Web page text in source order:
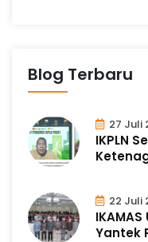
Blog Terbaru
27 Juli
IKPLN
22 Juli
Yantek